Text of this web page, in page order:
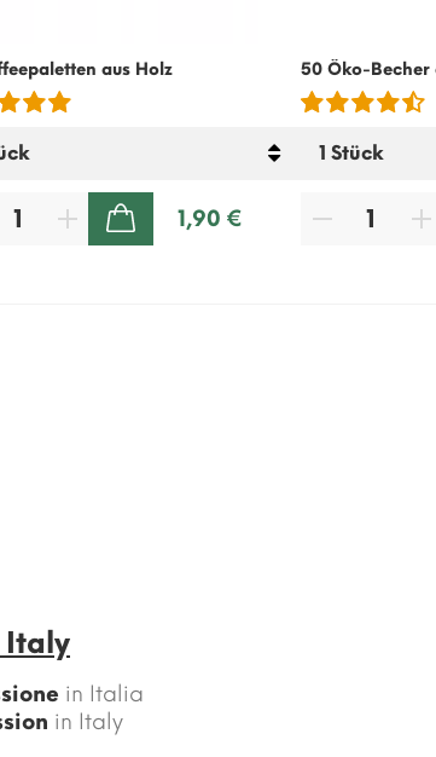
aus Holz
1,90 €
50 Öko-Becher
Italy
in Italia
in Italy